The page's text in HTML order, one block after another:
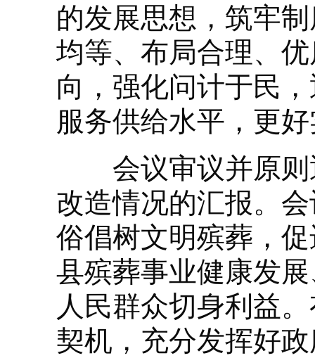
的发展思想，筑牢
均等、布局合理、
向，强化问计于民
服务供给水平，更
会议审议并原则
改造情况的汇报。
俗倡树文明殡葬，
县殡葬事业健康发
人民群众切身利益
契机，充分发挥好